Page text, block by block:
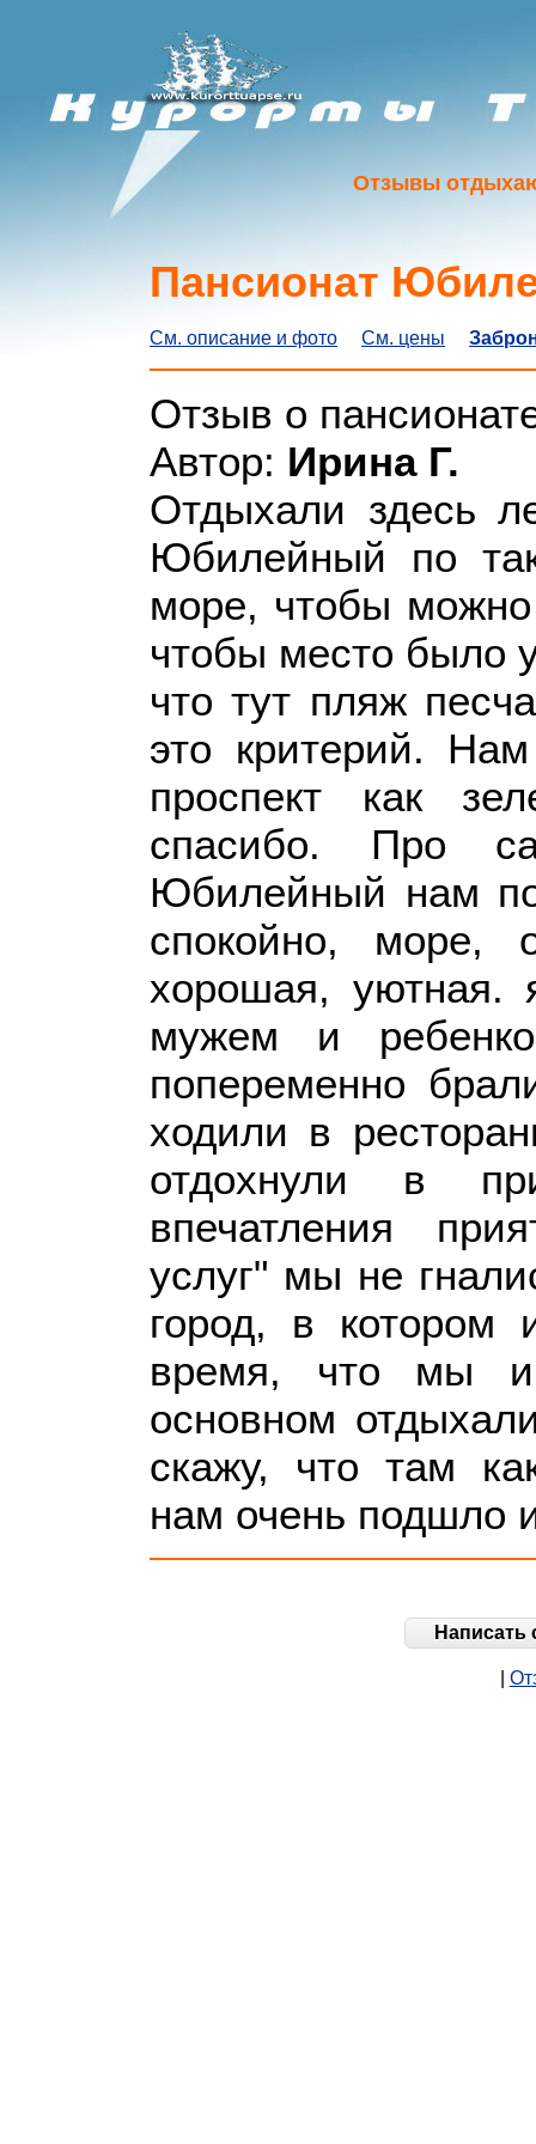
Отзывы
Пансионат
См. описание и фото См. цены
Отзыв о
Автор: Ирина Г.
Отдыхали здесь
Юбилейный по
море, чтобы
чтобы место было
что тут пляж
это критерий.
проспект как
спасибо. Про
Юбилейный нам
спокойно, море,
хорошая,
мужем и
попеременно
ходили в
отдохнули в
впечатления
услуг" мы не
город, в котором
время, что мы
основном
скажу, что там
нам очень подшло
Написать